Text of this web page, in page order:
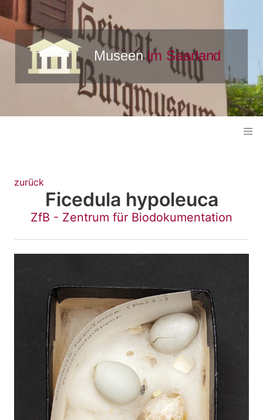
zurück
Ficedula hypoleuca
ZfB - Zentrum für Biodokumentation